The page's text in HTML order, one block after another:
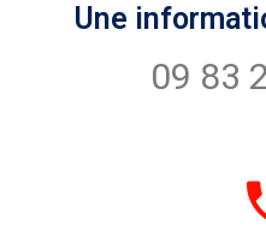
Une
09 83